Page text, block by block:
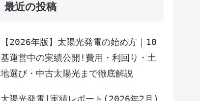
最近の投稿
【2026年版】太陽光発電の始め方｜10
基運営中の実績公開!費用・利回り・土
地選び・中古太陽光まで徹底解説
太陽光発電|実績レポート(2026年2月)